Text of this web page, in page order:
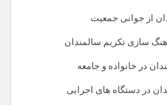
از جوانی جمعیت
سازی تکریم سالمندان
در خانواده و جامعه
در دستگاه های اجرایی